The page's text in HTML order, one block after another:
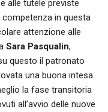
alle tutele previste
in questa
attenzione alle
Sara Pasqualin,
questo il patronato
una buona intesa
la fase transitoria
all’avvio delle nuove